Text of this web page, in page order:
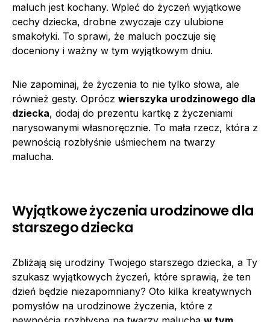
maluch jest kochany. Wpleć do życzeń wyjątkowe
cechy dziecka, drobne zwyczaje czy ulubione
smakołyki. To sprawi, że maluch poczuje się
doceniony i ważny w tym wyjątkowym dniu.
Nie zapominaj, że życzenia to nie tylko słowa, ale
również gesty. Oprócz wierszyka urodzinowego dla
dziecka, dodaj do prezentu kartkę z życzeniami
narysowanymi własnoręcznie. To mała rzecz, która z
pewnością rozbłyśnie uśmiechem na twarzy
malucha.
Wyjątkowe życzenia urodzinowe dla
starszego dziecka
Zbliżają się urodziny Twojego starszego dziecka, a Ty
szukasz wyjątkowych życzeń, które sprawią, że ten
dzień będzie niezapomniany? Oto kilka kreatywnych
pomysłów na urodzinowe życzenia, które z